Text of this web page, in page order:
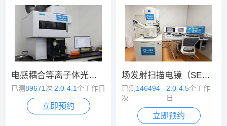
电感耦合等离子体光谱/质谱（ICP-OES/MS）
已测89671 次 2.0-4.1 个工作日
立即预约
场发射扫描电镜（SEM）
已测 146494
次
2.0-4.5个工作
日
立即预约